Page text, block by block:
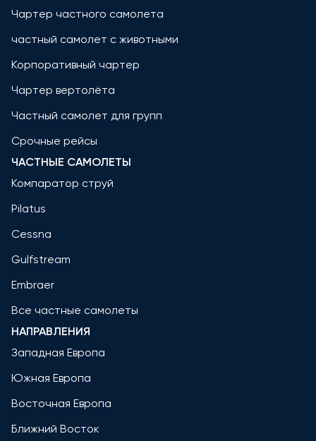
Чартер частного самолета
частный самолет с животными
Корпоративный чартер
Чартер вертолёта
Частный самолет для групп
Срочные рейсы
ЧАСТНЫЕ САМОЛЕТЫ
Компаратор струй
Pilatus
Cessna
Gulfstream
Embraer
Все частные самолеты
НАПРАВЛЕНИЯ
Западная Европа
Южная Европа
Восточная Европа
Ближний Восток